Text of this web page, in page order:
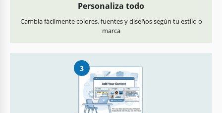
Personaliza todo
Cambia fácilmente colores, fuentes y diseños según tu estilo o
marca
3